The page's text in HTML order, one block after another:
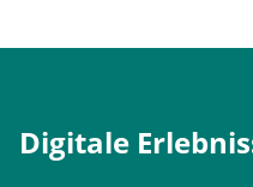
Digitale